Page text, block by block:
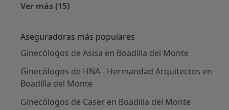
Ver más (15)
Aseguradoras más populares
Ginecólogos de Asisa en Boadilla del Monte
Ginecólogos de HNA - Hermandad Arquitectos en
Boadilla del Monte
Ginecólogos de Caser en Boadilla del Monte